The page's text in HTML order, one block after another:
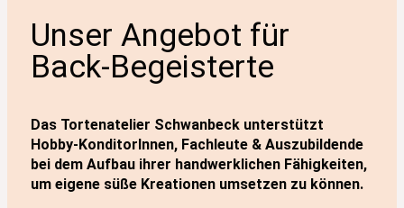
Unser Angebot für
Back-Begeisterte
Das Tortenatelier Schwanbeck unterstützt
Hobby-KonditorInnen, Fachleute & Auszubildende
bei dem Aufbau ihrer handwerklichen Fähigkeiten,
um eigene süße Kreationen umsetzen zu können.